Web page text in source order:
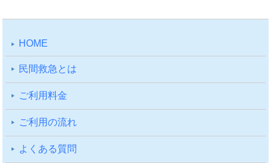
HOME
⺠間救急とは
ご利⽤料⾦
ご利⽤の流れ
よくある質問